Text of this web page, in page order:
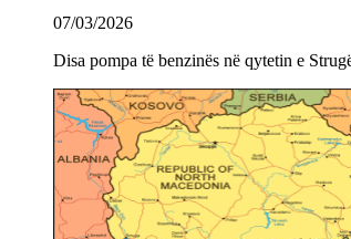
07/03/2026
Disa pompa të benzinës në qytetin e